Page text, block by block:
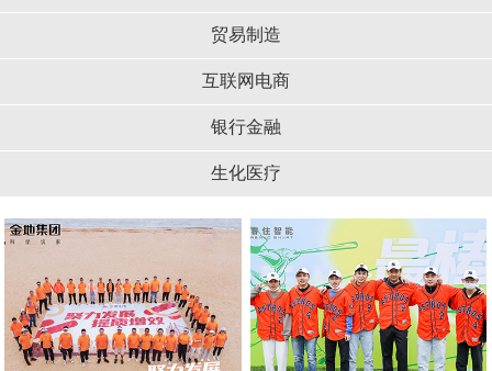
贸易制造
互联网电商
银行金融
生化医疗